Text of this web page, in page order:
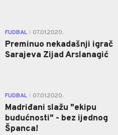
FUDBAL 07.01.2020.
Preminuo nekadašnji igrač
Sarajeva Zijad Arslanagić
FUDBAL 07.01.2020.
Madriđani slažu "ekipu
budućnosti" - bez ijednog
Španca!